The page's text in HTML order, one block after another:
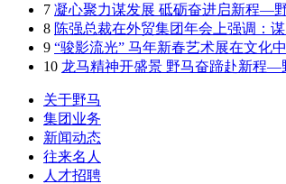
7 凝心聚力谋发展 砥砺奋进启新程—
8 陈强总裁在外贸集团年会上强调：
9 “骏影流光” 马年新春艺术展在文化
10 龙马精神开盛景 野马奋蹄赴新程—
关于野马
集团业务
新闻动态
往来名人
人才招聘